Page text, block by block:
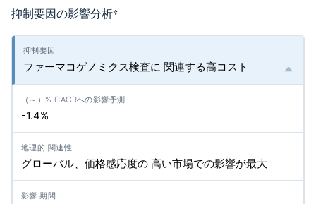
抑制要因の影響分析*
ファーマコゲノミクス検査に 関連する高コスト
-1.4%
グローバル、価格感応度の 高い市場での影響が最大